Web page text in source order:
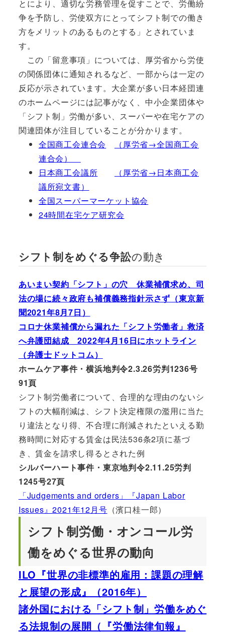
とにより、適切な労務管理を促すことで、労働紛
争を予防し、労使双方にとってシフト制での働き
方をメリットのあるものとする」とされていま
す。
この「留意事項」については、厚労省から労使
の関係団体に通知されるなど、一部からは一定の
反応が示されています。大企業が多い日本経団連
のホームページには記事がなく、中小企業団体や
「シフト制」労働が多い、スーパーや在宅ケアの
関連団体が注目していることが分かります。
全国商工会連合会
（厚労省→全国商工会
連合会）
日本商工会議所
（厚労省→日本商工会
議所宛文書）
全国スーパーマーケット協会
24時間在宅ケア研究会
シフト制をめぐる争訟の動き
あいまい契約「シフト」の穴 休業補償求め、司
法の場に続々政府も補償義務指針示さず（東京新
聞2021年8月7日）
コロナ休業補償から漏れた「シフト労働者」救済
へ弁護団結成 2022年4月16日にホットライン
（弁護士ドットコム）
ホームケア事件・横浜地判令2.3.26労判1236号
91頁
シフト制労働者について、合理的な理由のないシ
フトの大幅削減は、シフト決定権限の濫用に当た
り違法となり得、不合理に削減されたといえる勤
務時間に対応する賃金は民法536条2項に基づ
き、賃金を請求し得るとされた例
シルバーハート事件・東京地判令2.11.25労判
1245号27頁
「Judgements and orders」『Japan Labor
Issues』2021年12月号 （濱口桂一郎）
シフト制労働・オンコール労
働をめぐる世界の動向
ILO『世界の非標準的雇用：課題の理解
と展望の形成』（2016年）
諸外国における「シフト制」労働をめぐ
る法規制の展開（『労働法律旬報』